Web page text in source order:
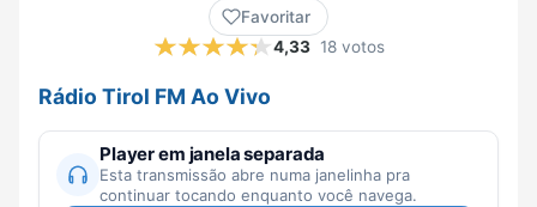
Favoritar
4,33 18 votos
Rádio Tirol FM Ao Vivo
Player em janela separada
Esta transmissão abre numa janelinha pra
continuar tocando enquanto você navega.